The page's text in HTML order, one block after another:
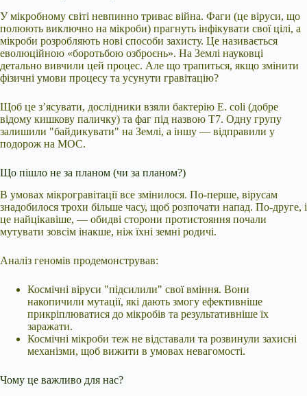
У мікробному світі невпинно триває війна. Фаги (це віруси, що
полюють виключно на мікроби) прагнуть інфікувати свої цілі, а
мікроби розробляють нові способи захисту. Це називається
еволюційною «боротьбою озброєнь». На Землі науковці
детально вивчили цей процес. Але що трапиться, якщо змінити
фізичні умови процесу та усунути гравітацію?
Щоб це з’ясувати, дослідники взяли бактерію E. coli (добре
відому кишкову паличку) та фаг під назвою T7. Одну групу
залишили "байдикувати" на Землі, а іншу — відправили у
подорож на МОС.
Що пішло не за планом (чи за планом?)
В умовах мікрогравітації все змінилося. По-перше, вірусам
знадобилося трохи більше часу, щоб розпочати напад. По-друге, і
це найцікавіше, — обидві сторони протистояння почали
мутувати зовсім інакше, ніж їхні земні родичі.
Аналіз геномів продемонстрував:
Космічні віруси "підсилили" свої вміння. Вони
накопичили мутації, які дають змогу ефективніше
прикріплюватися до мікробів та результативніше їх
заражати.
Космічні мікроби теж не відставали та розвинули захисні
механізми, щоб вижити в умовах невагомості.
Чому це важливо для нас?